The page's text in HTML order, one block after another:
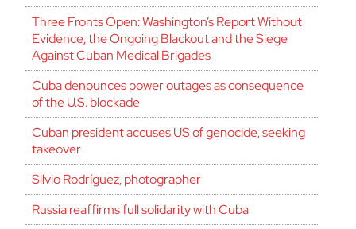
Three Fronts Open: Washington’s Report Without
Evidence, the Ongoing Blackout and the Siege
Against Cuban Medical Brigades
Cuba denounces power outages as consequence
of the U.S. blockade
Cuban president accuses US of genocide, seeking
takeover
Silvio Rodríguez, photographer
Russia reaffirms full solidarity with Cuba